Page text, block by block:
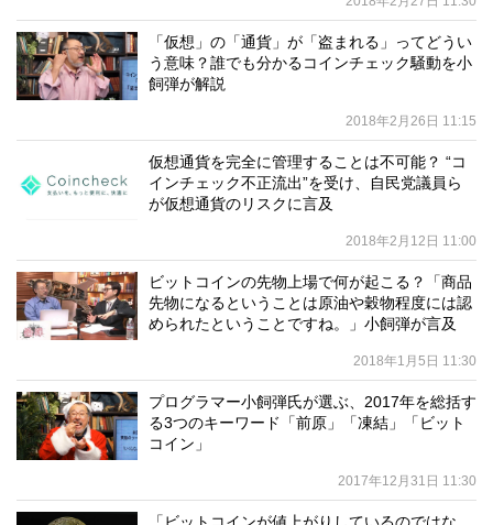
「仮想」の「通貨」が「盗まれる」ってどうい
う意味？誰でも分かるコインチェック騒動を小
飼弾が解説
2018年2月26日 11:15
仮想通貨を完全に管理することは不可能？ “コ
インチェック不正流出”を受け、自民党議員ら
が仮想通貨のリスクに言及
2018年2月12日 11:00
ビットコインの先物上場で何が起こる？「商品
先物になるということは原油や穀物程度には認
められたということですね。」小飼弾が言及
2018年1月5日 11:30
プログラマー小飼弾氏が選ぶ、2017年を総括す
る3つのキーワード「前原」「凍結」「ビット
コイン」
2017年12月31日 11:30